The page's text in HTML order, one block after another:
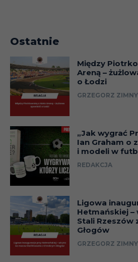
Ostatnie
Między
Areną –
o Łodzi
GRZEGORZ ZIMNY
„Jak wygrać
Ian Graham o
i modeli w
REDAKCJA
Ligowa
Hetmańskiej –
Stali Rzeszów
Głogów
GRZEGORZ ZIMNY